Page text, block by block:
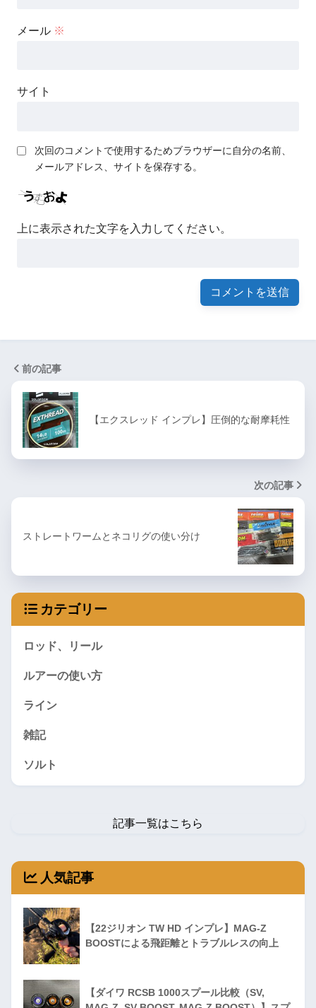
メール ※
サイト
次回のコメントで使用するためブラウザーに自分の名前、
メールアドレス、サイトを保存する。
上に表示された文字を入力してください。
前の記事
【エクスレッド インプレ】圧倒的な耐摩耗性
次の記事
ストレートワームとネコリグの使い分け
カテゴリー
ロッド、リール
ルアーの使い方
ライン
雑記
ソルト
記事一覧はこちら
人気記事
【22ジリオン TW HD インプレ】MAG-Z
BOOSTによる飛距離とトラブルレスの向上
【ダイワ RCSB 1000スプール比較（SV,